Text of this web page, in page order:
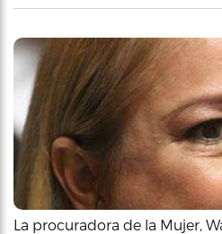
La procuradora de la Mujer,